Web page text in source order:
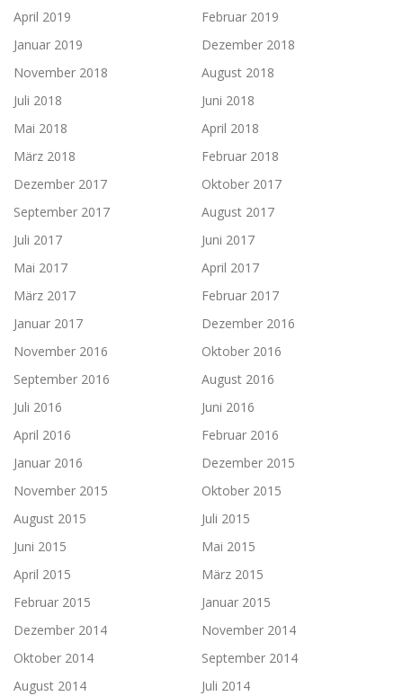
April 2019
Februar 2019
Januar 2019
Dezember 2018
November 2018
August 2018
Juli 2018
Juni 2018
Mai 2018
April 2018
März 2018
Februar 2018
Dezember 2017
Oktober 2017
September 2017
August 2017
Juli 2017
Juni 2017
Mai 2017
April 2017
März 2017
Februar 2017
Januar 2017
Dezember 2016
November 2016
Oktober 2016
September 2016
August 2016
Juli 2016
Juni 2016
April 2016
Februar 2016
Januar 2016
Dezember 2015
November 2015
Oktober 2015
August 2015
Juli 2015
Juni 2015
Mai 2015
April 2015
März 2015
Februar 2015
Januar 2015
Dezember 2014
November 2014
Oktober 2014
September 2014
August 2014
Juli 2014